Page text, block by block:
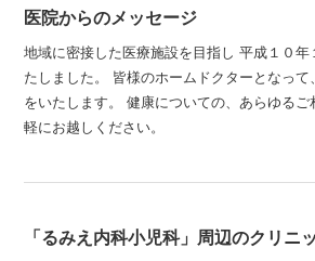
医院からのメッセージ
地域に密接した医療施設を目指し 平成１０
たしました。 皆様のホームドクターとなっ
をいたします。 健康についての、あらゆる
軽にお越しください。
「るみえ内科小児科」周辺のクリニ